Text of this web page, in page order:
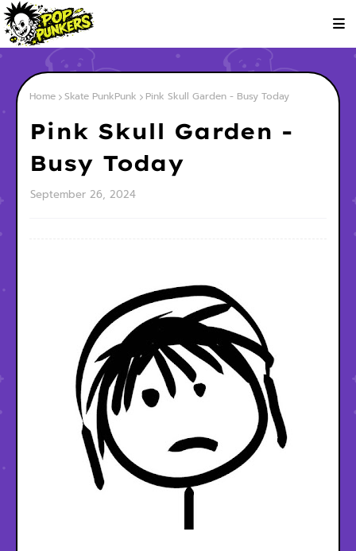
Home Skate PunkPunk Pink Skull Garden - Busy Today
Pink Skull Garden -
Busy Today
September 26, 2024